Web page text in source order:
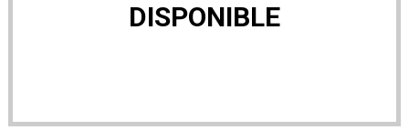
DISPONIBLE